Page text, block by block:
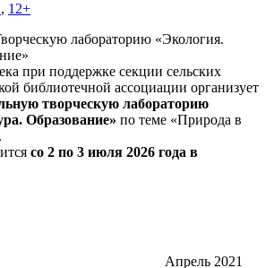
, 12+
при поддержке секции сельских
библиотечной ассоциации организует
творческую лабораторию
Образование» по теме «Природа в
со 2 по 3 июля 2026 года в
Апрель 2021